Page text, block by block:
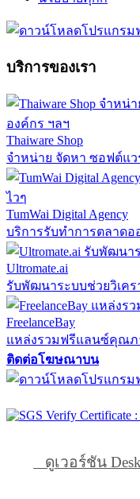
บริการของเรา
Thaiware Shop
จำหน่าย จัดหา ซอฟต์แ
TumWai Digital Agency
บริการรับทำการตลาดอ
Ultromate.ai
รับพัฒนาระบบช่วยวิเค
FreelanceBay
แหล่งรวมฟรีแลนซ์คุณภ
ติดต่อโฆษณาบน
ดูเวอร์ชัน